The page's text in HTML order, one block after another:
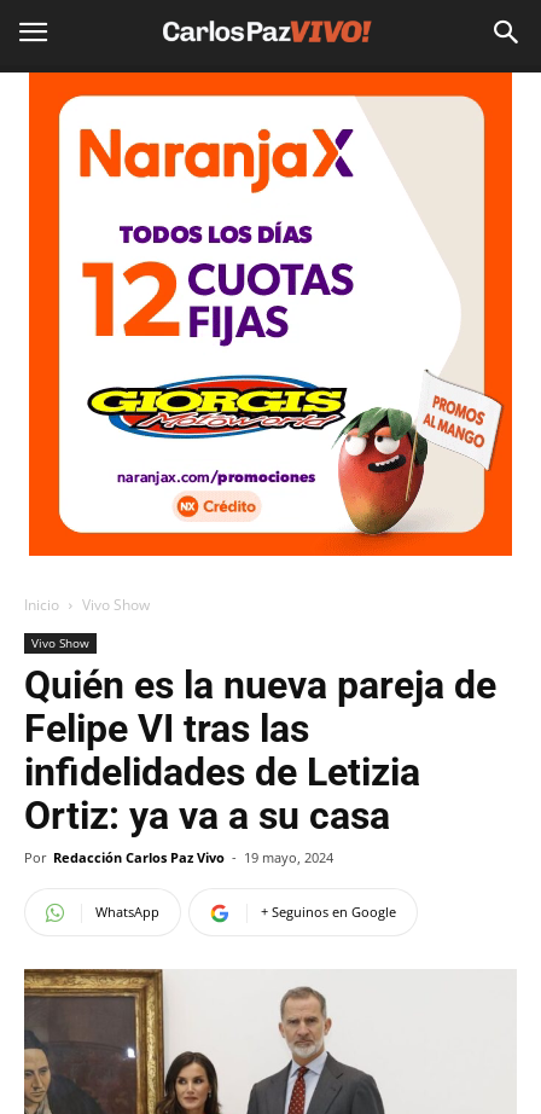
Inicio Vivo Show
Vivo Show
Quién es la nueva pareja de
Felipe VI tras las
infidelidades de Letizia
Ortiz: ya va a su casa
Por Redacción Carlos Paz Vivo - 19 mayo, 2024
WhatsApp + Seguinos en Google